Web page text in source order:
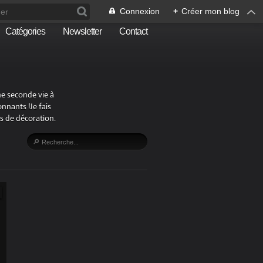
Connexion + Créer mon blog
Catégories Newsletter Contact
seconde vie à
!Je fais
de décoration.